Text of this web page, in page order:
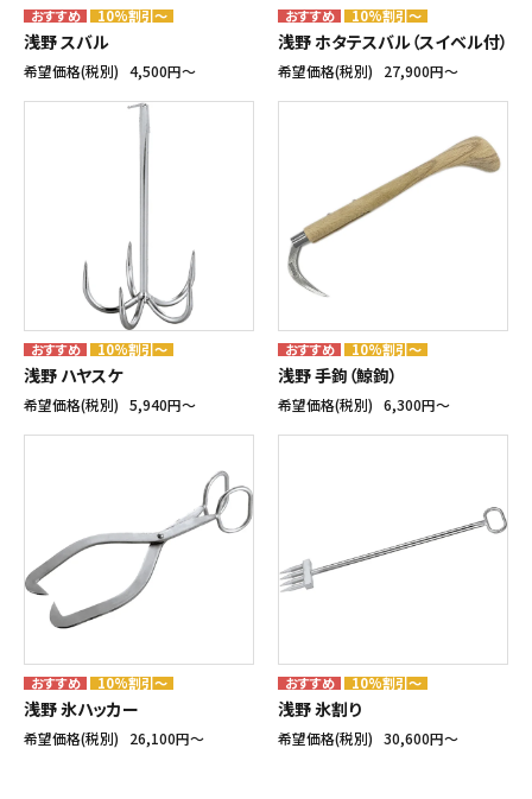
10%割引～
浅野 スバル
希望価格(税別) 4,500円〜
10%割引～
浅野 ホタテスバル（スイベル付）
希望価格(税別) 27,900円〜
10%割引～
浅野 ハヤスケ
希望価格(税別) 5,940円〜
10%割引～
浅野 手鉤（鯨鉤）
希望価格(税別) 6,300円〜
10%割引～
浅野 氷ハッカー
希望価格(税別) 26,100円〜
10%割引～
浅野 氷割り
希望価格(税別) 30,600円〜